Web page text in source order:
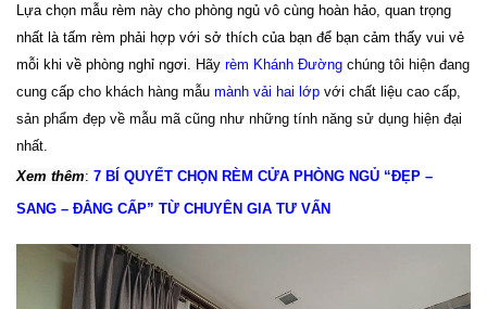
Lựa chọn mẫu rèm này cho phòng ngủ vô cùng hoàn hảo, quan trọng
nhất là tấm rèm phải hợp với sở thích của bạn để bạn cảm thấy vui vẻ
mỗi khi về phòng nghỉ ngơi . Hãy rèm Khánh Đường chúng tôi hiện đang
cung cấp cho khách hàng mẫu mành vải hai lớp với chất liệu cao cấp,
sản phẩm đẹp về mẫu mã cũng như những tính năng sử dụng hiện đại
nhất.
Xem thêm: 7 BÍ QUYẾT CHỌN RÈM CỬA PHÒNG NGỦ “ĐẸP –
SANG – ĐẲNG CẤP” TỪ CHUYÊN GIA TƯ VẤN